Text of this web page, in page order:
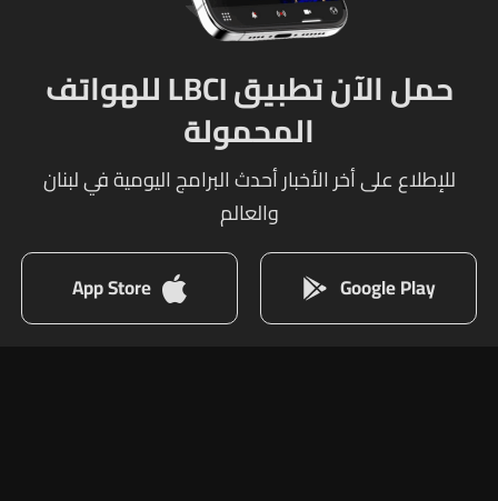
حمل الآن تطبيق LBCI للهواتف
المحمولة
للإطلاع على أخر الأخبار أحدث البرامج اليومية في لبنان
والعالم
Google Play
App Store